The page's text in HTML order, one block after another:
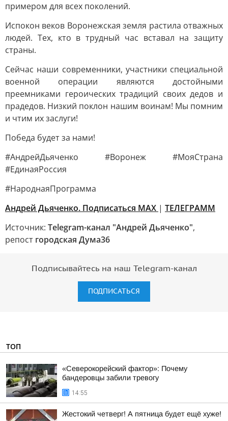
примером для всех поколений.
Испокон веков Воронежская земля растила отважных
людей. Тех, кто в трудный час вставал на защиту
страны.
Сейчас наши современники, участники специальной
военной операции являются достойными
преемниками героических традиций своих дедов и
прадедов. Низкий поклон нашим воинам! Мы помним
и чтим их заслуги!
Победа будет за нами!
#АндрейДьяченко #Воронеж #МояСтрана
#ЕдинаяРоссия
#НароднаяПрограмма
Андрей Дьяченко. Подписаться МАХ | ТЕЛЕГРАММ
Источник: Telegram-канал "Андрей Дьяченко",
репост городская Дума36
Подписывайтесь на наш Telegram-канал
ПОДПИСАТЬСЯ
ТОП
«Северокорейский фактор»: Почему
бандеровцы забили тревогу
14:55
Жестокий четверг! А пятница будет ещё хуже!